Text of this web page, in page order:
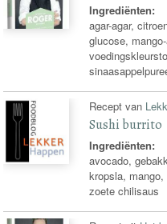
Ingrediënten:
agar-agar,
glucose,
Recept van
Sushi burrito
Ingrediënten:
avocado,
kropsla,
zoete chilisaus